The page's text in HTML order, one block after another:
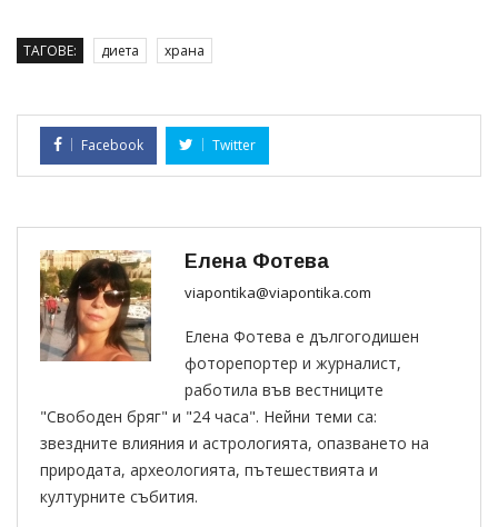
ТАГОВЕ: диета храна
Facebook Twitter
Елена Фотева
viapontika@viapontika.com
Елена Фотева е дългогодишен
фоторепортер и журналист,
работила във вестниците
"Свободен бряг" и "24 часа". Нейни теми са:
звездните влияния и астрологията, опазването на
природата, археологията, пътешествията и
културните събития.